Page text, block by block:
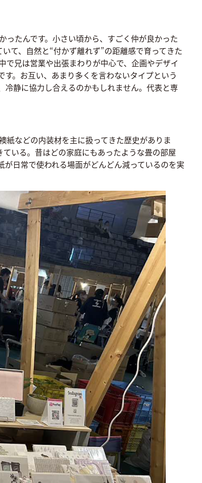
たんです。小さい頃から、すごく仲が良かった
て、自然と“付かず離れず”の距離感で育ってきた
兄は営業や出張まわりが中心で、企画やデザイ
。お互い、あまり多くを言わないタイプという
静に協力し合えるのかもしれません。代表と専
紙などの内装材を主に扱ってきた歴史がありま
いる。昔はどの家庭にもあったような畳の部屋
日常で使われる場面がどんどん減っているのを実